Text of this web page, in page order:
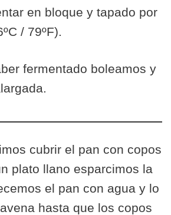
en bloque y tapado por
/ 79ºF).
fermentado boleamos y
cubrir el pan con copos
plato llano esparcimos la
el pan con agua y lo
hasta que los copos